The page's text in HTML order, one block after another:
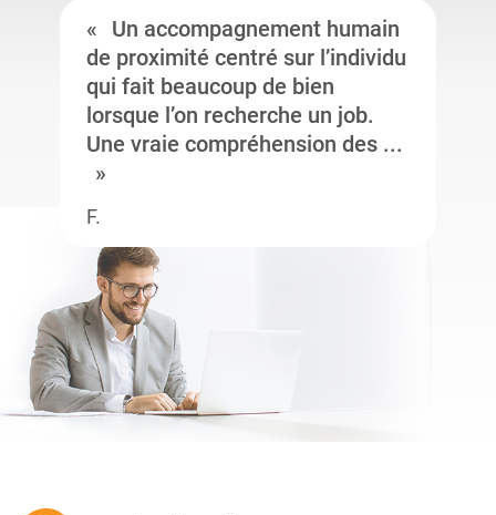
Un accompagnement humain
de proximité centré sur l’individu
qui fait beaucoup de bien
lorsque l’on recherche un job.
Une vraie compréhension des ...
F.